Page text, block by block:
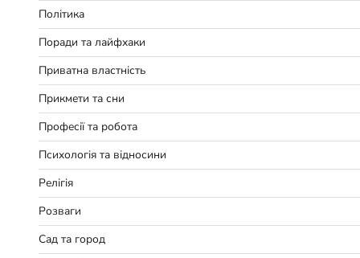
Політика
Поради та лайфхаки
Приватна властність
Прикмети та сни
Професії та робота
Психологія та відносини
Релігія
Розваги
Сад та город